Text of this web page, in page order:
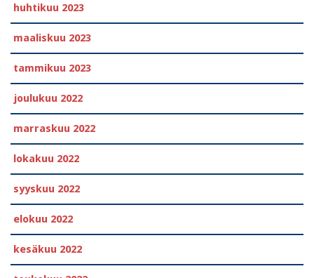
huhtikuu 2023
maaliskuu 2023
tammikuu 2023
joulukuu 2022
marraskuu 2022
lokakuu 2022
syyskuu 2022
elokuu 2022
kesäkuu 2022